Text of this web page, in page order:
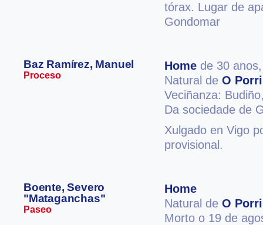
tórax. Lugar de
Gondomar
Baz Ramírez, Manuel
Proceso
Home de 30
Natural de O
Veciñanza:
Da sociedade de
Xulgado en Vigo
provisional.
Boente, Severo
"Mataganchas"
Paseo
Home
Natural de O
Morto o 19 de